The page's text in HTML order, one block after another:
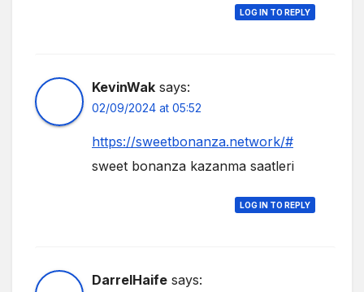
LOG IN TO REPLY
KevinWak says:
02/09/2024 at 05:52
https://sweetbonanza.network/#
sweet bonanza kazanma saatleri
LOG IN TO REPLY
DarrelHaife says: